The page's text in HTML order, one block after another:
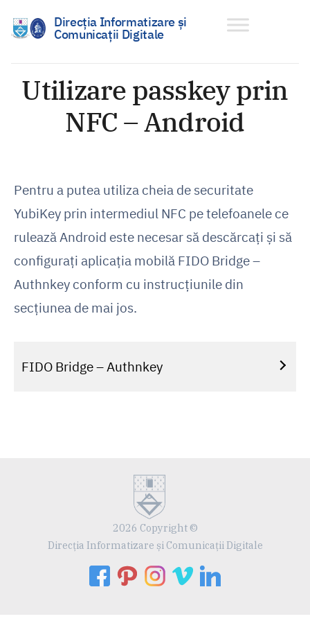
conținut
Direcția Informatizare și
Comunicații Digitale
Utilizare passkey prin
NFC – Android
Pentru a putea utiliza cheia de securitate
YubiKey prin intermediul NFC pe telefoanele ce
rulează Android este necesar să descărcați și să
configurați aplicația mobilă FIDO Bridge –
Authnkey conform cu instrucțiunile din
secțiunea de mai jos.
FIDO Bridge – Authnkey
2026 Copyright ©
Direcția Informatizare și Comunicații Digitale